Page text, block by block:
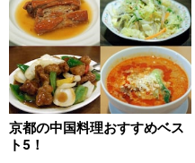
メしたい「木乃婦」の弁当
京都の中国料理おすすめベス
ト5！